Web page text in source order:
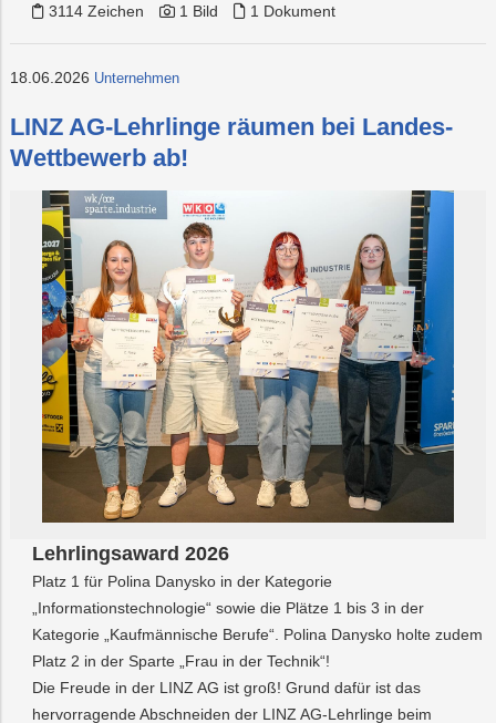
3114 Zeichen 1 Bild 1 Dokument
18.06.2026 Unternehmen
LINZ AG-Lehrlinge räumen bei Landes-
Wettbewerb ab!
Lehrlingsaward 2026
Platz 1 für Polina Danysko in der Kategorie
„Informationstechnologie“ sowie die Plätze 1 bis 3 in der
Kategorie „Kaufmännische Berufe“. Polina Danysko holte zudem
Platz 2 in der Sparte „Frau in der Technik“!
Die Freude in der LINZ AG ist groß! Grund dafür ist das
hervorragende Abschneiden der LINZ AG-Lehrlinge beim